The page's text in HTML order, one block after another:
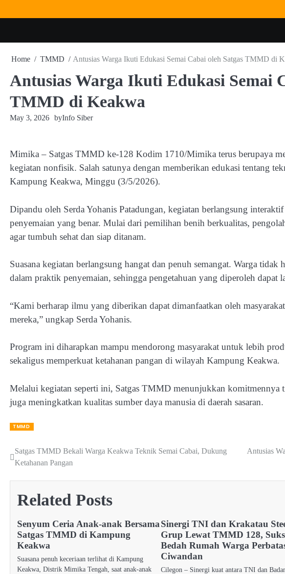
to
Home TMMD Antusias Warga Ikuti Edukasi Semai Cabai oleh Satgas TMMD di
Antusias Warga Ikuti Edukasi Semai
TMMD di Keakwa
May 3, 2026 byInfo Siber
Mimika – Satgas TMMD ke-128 Kodim 1710/Mimika terus berupaya
kegiatan nonfisik. Salah satunya dengan memberikan edukasi tentang
Kampung Keakwa, Minggu (3/5/2026).
Dipandu oleh Serda Yohanis Patadungan, kegiatan berlangsung
penyemaian yang benar. Mulai dari pemilihan benih berkualitas,
agar tumbuh sehat dan siap ditanam.
Suasana kegiatan berlangsung hangat dan penuh semangat. Warga
dalam praktik penyemaian, sehingga pengetahuan yang diperoleh dapat
“Kami berharap ilmu yang diberikan dapat dimanfaatkan oleh
mereka,” ungkap Serda Yohanis.
Program ini diharapkan mampu mendorong masyarakat untuk lebih
sekaligus memperkuat ketahanan pangan di wilayah Kampung Keakwa.
Melalui kegiatan seperti ini, Satgas TMMD menunjukkan komitmennya
juga meningkatkan kualitas sumber daya manusia di daerah sasaran.
TMMD
Post
Satgas TMMD Bekali Warga Keakwa Teknik Semai Cabai, Dukung
Ketahanan Pangan
Antusias
Related Posts
Senyum Ceria Anak-anak Bersama
Satgas TMMD di Kampung
Keakwa
Suasana penuh keceriaan terlihat di Kampung
Keakwa, Distrik Mimika Tengah, saat anak-anak
Sinergi TNI dan Krakatau
Grup Lewat TMMD 128,
Bedah Rumah Warga
Ciwandan
Cilegon – Sinergi kuat antara TNI dan